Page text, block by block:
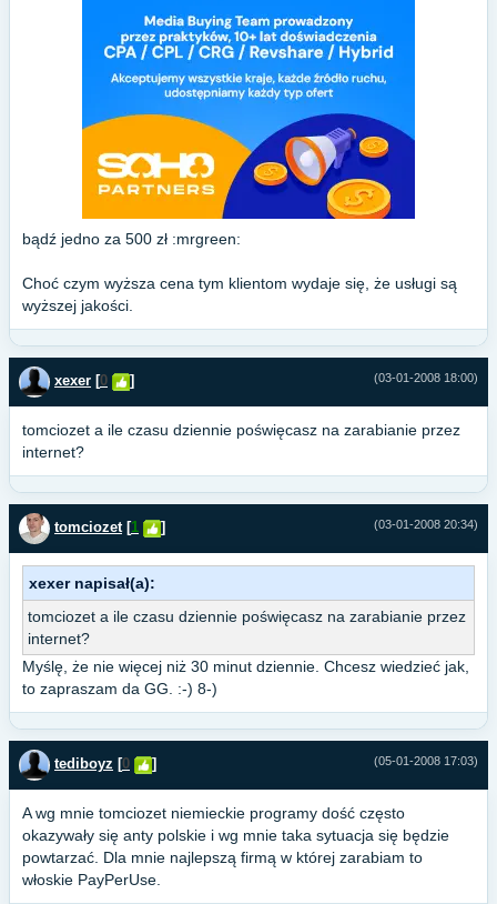
bądź jedno za 500 zł :mrgreen:
Choć czym wyższa cena tym klientom wydaje się, że usługi są
wyższej jakości.
(03-01-2008 18:00)
xexer [0 ]
tomciozet a ile czasu dziennie poświęcasz na zarabianie przez
internet?
(03-01-2008 20:34)
tomciozet [1 ]
xexer napisał(a):
tomciozet a ile czasu dziennie poświęcasz na zarabianie przez
internet?
Myślę, że nie więcej niż 30 minut dziennie. Chcesz wiedzieć jak,
to zapraszam da GG. :-) 8-)
(05-01-2008 17:03)
tediboyz [0 ]
A wg mnie tomciozet niemieckie programy dość często
okazywały się anty polskie i wg mnie taka sytuacja się będzie
powtarzać. Dla mnie najlepszą firmą w której zarabiam to
włoskie PayPerUse.